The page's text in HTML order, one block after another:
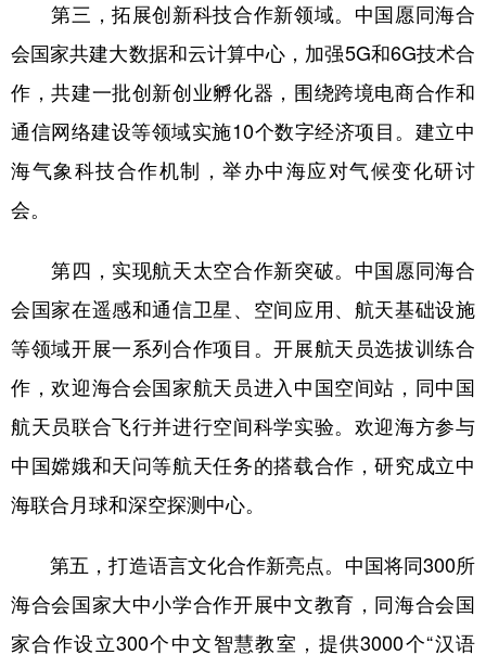
第三，拓展创新科技合作新领域。中国愿同海合
会国家共建大数据和云计算中心，加强5G和6G技术合
作，共建一批创新创业孵化器，围绕跨境电商合作和
通信网络建设等领域实施10个数字经济项目。建立中
海气象科技合作机制，举办中海应对气候变化研讨
会。
第四，实现航天太空合作新突破。中国愿同海合
会国家在遥感和通信卫星、空间应用、航天基础设施
等领域开展一系列合作项目。开展航天员选拔训练合
作，欢迎海合会国家航天员进入中国空间站，同中国
航天员联合飞行并进行空间科学实验。欢迎海方参与
中国嫦娥和天问等航天任务的搭载合作，研究成立中
海联合月球和深空探测中心。
第五，打造语言文化合作新亮点。中国将同300所
海合会国家大中小学合作开展中文教育，同海合会国
家合作设立300个中文智慧教室，提供3000个“汉语